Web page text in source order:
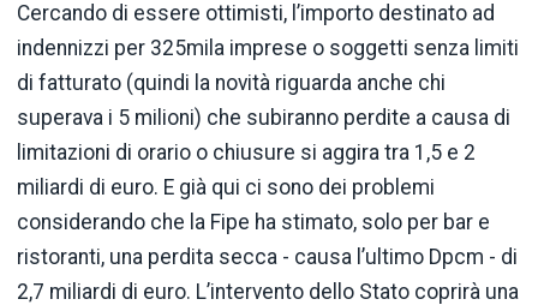
Cercando di essere ottimisti, l’importo destinato ad
indennizzi per 325mila imprese o soggetti senza limiti
di fatturato (quindi la novità riguarda anche chi
superava i 5 milioni) che subiranno perdite a causa di
limitazioni di orario o chiusure si aggira tra 1,5 e 2
miliardi di euro. E già qui ci sono dei problemi
considerando che la Fipe ha stimato, solo per bar e
ristoranti, una perdita secca - causa l’ultimo Dpcm - di
2,7 miliardi di euro. L’intervento dello Stato coprirà una